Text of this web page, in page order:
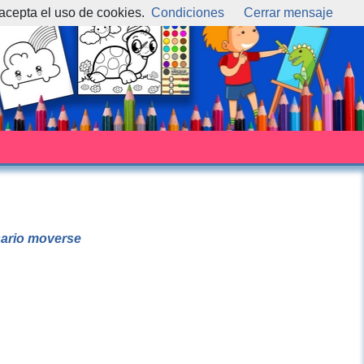
moverse
el uso de cookies. Condiciones Cerrar mensaje